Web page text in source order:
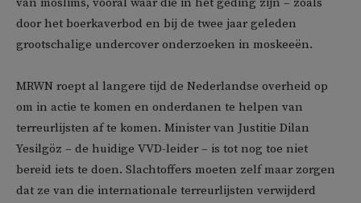
van moslims, vooral waar die in het geding zijn – zoals
door het boerkaverbod en bij de twee jaar geleden
grootschalige undercover onderzoeken in moskeeën.
MRWN roept al langere tijd de Nederlandse overheid op
om in actie te komen en onderdanen te helpen van
terreurlijsten af te komen. Minister van Justitie Dilan
Yesilgöz – de huidige VVD-leider – is tot nog toe niet
bereid iets te doen. Slachtoffers moeten zelf maar zorgen
dat ze van die internationale terreurlijsten verwijderd